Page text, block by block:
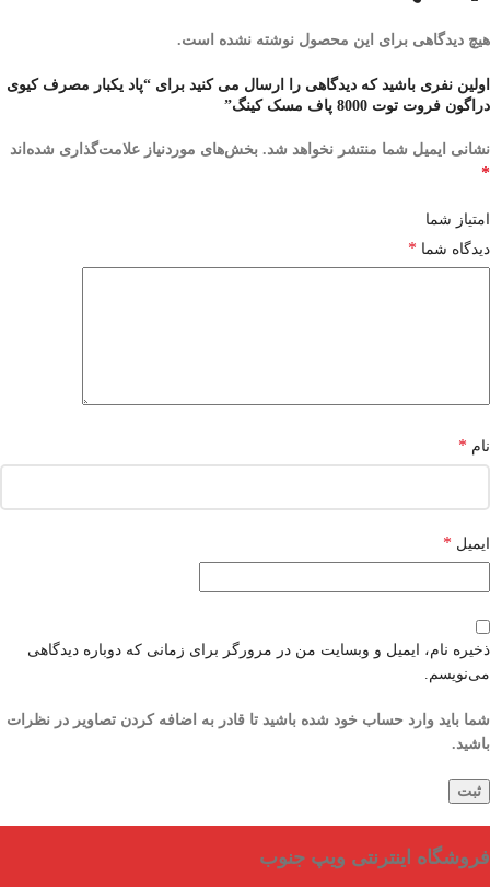
هیچ دیدگاهی برای این محصول نوشته نشده است.
اولین نفری باشید که دیدگاهی را ارسال می کنید برای “پاد یکبار مصرف کیوی
دراگون فروت توت 8000 پاف مسک کینگ”
نشانی ایمیل شما منتشر نخواهد شد. بخش‌های موردنیاز علامت‌گذاری شده‌اند
*
امتیاز شما
دیدگاه شما *
نام *
ایمیل *
ذخیره نام، ایمیل و وبسایت من در مرورگر برای زمانی که دوباره دیدگاهی
می‌نویسم.
شما باید وارد حساب خود شده باشید تا قادر به اضافه کردن تصاویر در نظرات
باشید.
فروشگاه اینترنتی ویپ جنوب